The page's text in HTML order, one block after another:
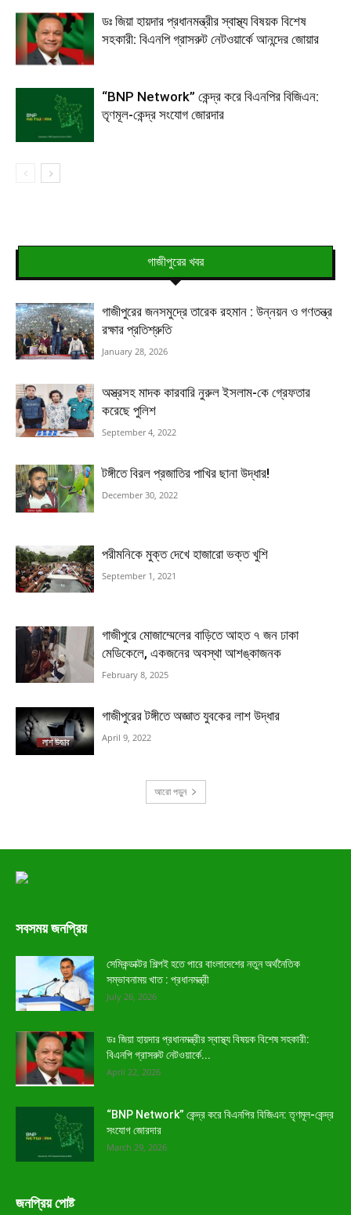
ডঃ জিয়া হায়দার প্রধানমন্ত্রীর স্বাস্থ্য বিষয়ক বিশেষ
সহকারী: বিএনপি গ্রাসরুট নেটওয়ার্কে আনন্দের জোয়ার
“BNP Network” কেন্দ্র করে বিএনপির বিজিএন:
তৃণমূল-কেন্দ্র সংযোগ জোরদার
গাজীপুরের খবর
গাজীপুরের জনসমুদ্রে তারেক রহমান : উন্নয়ন ও গণতন্ত্র
রক্ষার প্রতিশ্রুতি
January 28, 2026
অস্ত্রসহ মাদক কারবারি নুরুল ইসলাম-কে গ্রেফতার
করেছে পুলিশ
September 4, 2022
টঙ্গীতে বিরল প্রজাতির পাখির ছানা উদ্ধার!
December 30, 2022
পরীমনিকে মুক্ত দেখে হাজারো ভক্ত খুশি
September 1, 2021
গাজীপুরে মোজাম্মেলের বাড়িতে আহত ৭ জন ঢাকা
মেডিকেলে, একজনের অবস্থা আশঙ্কাজনক
February 8, 2025
গাজীপুরের টঙ্গীতে অজ্ঞাত যুবকের লাশ উদ্ধার
April 9, 2022
আরো পড়ুন
সবসময় জনপ্রিয়
সেমিকন্ডাক্টর শিল্পই হতে পারে বাংলাদেশের নতুন অর্থনৈতিক
সম্ভাবনাময় খাত : প্রধানমন্ত্রী
July 26, 2026
ডঃ জিয়া হায়দার প্রধানমন্ত্রীর স্বাস্থ্য বিষয়ক বিশেষ সহকারী:
বিএনপি গ্রাসরুট নেটওয়ার্কে...
April 22, 2026
“BNP Network” কেন্দ্র করে বিএনপির বিজিএন: তৃণমূল-কেন্দ্র
সংযোগ জোরদার
March 29, 2026
জনপ্রিয় পোষ্ট